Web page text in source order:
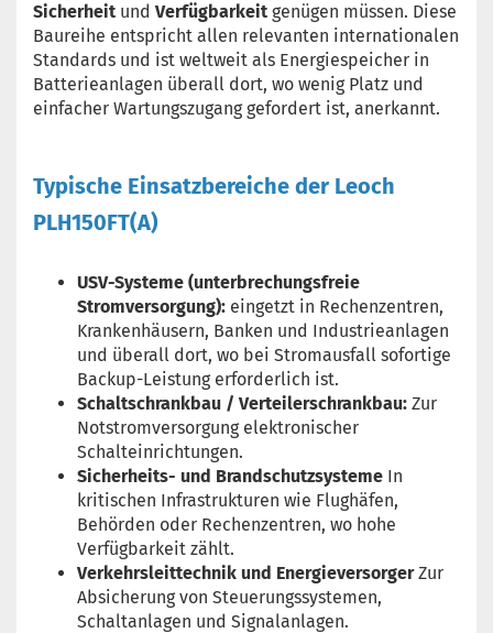
Sicherheit und Verfügbarkeit genügen müssen. Diese
Baureihe entspricht allen relevanten internationalen
Standards und ist weltweit als Energiespeicher in
Batterieanlagen überall dort, wo wenig Platz und
einfacher Wartungszugang gefordert ist, anerkannt.
Typische Einsatzbereiche der Leoch
PLH150FT(A)
USV-Systeme (unterbrechungsfreie
Stromversorgung): eingetzt in Rechenzentren,
Krankenhäusern, Banken und Industrieanlagen
und überall dort, wo bei Stromausfall sofortige
Backup-Leistung erforderlich ist.
Schaltschrankbau / Verteilerschrankbau: Zur
Notstromversorgung elektronischer
Schalteinrichtungen.
Sicherheits- und Brandschutzsysteme In
kritischen Infrastrukturen wie Flughäfen,
Behörden oder Rechenzentren, wo hohe
Verfügbarkeit zählt.
Verkehrsleittechnik und EnergieversorgerZur
Absicherung von Steuerungssystemen,
Schaltanlagen und Signalanlagen.